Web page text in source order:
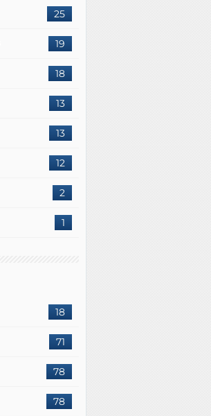
25
19
18
13
13
12
2
1
18
71
78
78